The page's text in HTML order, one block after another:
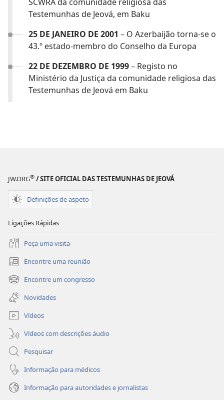
Testemunhas de Jeová, em Baku
25 DE JANEIRO DE 2001 – O Azerbaijão torna-se o
43.º estado-membro do Conselho da Europa
22 DE DEZEMBRO DE 1999– Registo no
Ministério da Justiça da comunidade religiosa das
Testemunhas de Jeová em Baku
JW.ORG® / SITE OFICIAL DAS TESTEMUNHAS DE JEOVÁ
Definições de aspeto
Ligações Rápidas
Peça uma visita
Encontre uma reunião
(abre
uma
nova
janela)
Encontre um congresso
(abre
uma
nova
janela)
Novidades
Vídeos
Vídeos com descrições áudio
Pesquisar
Informação para médicos
Informação para autoridades e jornalistas